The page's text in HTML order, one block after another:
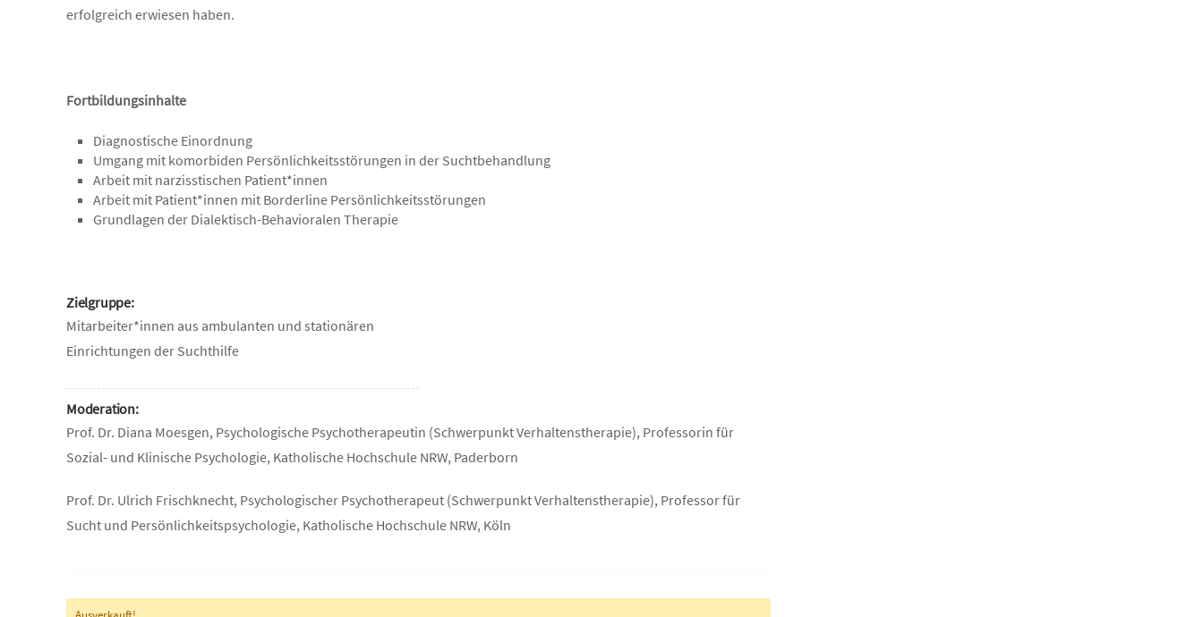
erfolgreich erwiesen haben.
Fortbildungsinhalte
Diagnostische Einordnung
Umgang mit komorbiden Persönlichkeitsstörungen in der Suchtbehandlung
Arbeit mit narzisstischen Patient*innen
Arbeit mit Patient*innen mit Borderline Persönlichkeitsstörungen
Grundlagen der Dialektisch-Behavioralen Therapie
Zielgruppe:
Mitarbeiter*innen aus ambulanten und stationären
Einrichtungen der Suchthilfe
Moderation:
Prof. Dr. Diana Moesgen, Psychologische Psychotherapeutin (Schwerpunkt Verhaltenstherapie), Professorin für
Sozial- und Klinische Psychologie, Katholische Hochschule NRW, Paderborn
Prof. Dr. Ulrich Frischknecht, Psychologischer Psychotherapeut (Schwerpunkt Verhaltenstherapie), Professor für
Sucht und Persönlichkeitspsychologie, Katholische Hochschule NRW, Köln